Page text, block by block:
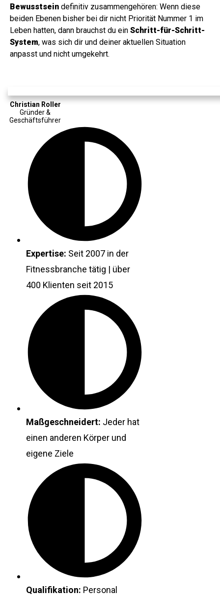
Bewusstsein definitiv zusammengehören: Wenn diese
beiden Ebenen bisher bei dir nicht Priorität Nummer 1 im
Leben hatten, dann brauchst du ein Schritt-für-Schritt-
System, was sich dir und deiner aktuellen Situation
anpasst und nicht umgekehrt.
Christian Roller
Gründer &
Geschäftsführer
Expertise: Seit 2007 in der
Fitnessbranche tätig | über
400 Klienten seit 2015
Maßgeschneidert: Jeder hat
einen anderen Körper und
eigene Ziele
Qualifikation: Personal